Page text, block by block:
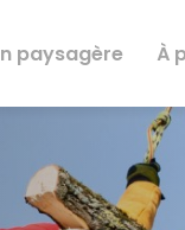
paysagère À